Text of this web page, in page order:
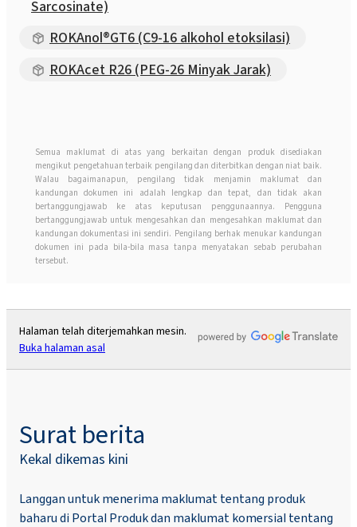
Sarcosinate)
ROKAnol®GT6 (C9-16 alkohol etoksilasi)
ROKAcet R26 (PEG-26 Minyak Jarak)
Semua maklumat di atas yang berkaitan dengan produk disediakan
mengikut pengetahuan terbaik pengilang dan diterbitkan dengan niat baik.
Walau bagaimanapun, pengilang tidak menjamin maklumat dan
kandungan dokumen ini adalah lengkap dan tepat, dan tidak akan
bertanggungjawab ke atas keputusan penggunaannya. Pengguna
bertanggungjawab untuk mengesahkan dan mengesahkan maklumat dan
kandungan dokumentasi ini sendiri. Pengilang berhak menukar kandungan
dokumen ini pada bila-bila masa tanpa menyatakan sebab perubahan
tersebut.
Halaman telah diterjemahkan mesin.
Buka halaman asal
Surat berita
Kekal dikemas kini
Langgan untuk menerima maklumat tentang produk
baharu di Portal Produk dan maklumat komersial tentang